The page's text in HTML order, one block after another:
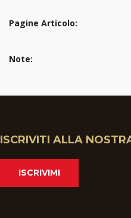
Pagine Articolo:
Note:
ISCRIVITI ALLA
ISCRIVIMI